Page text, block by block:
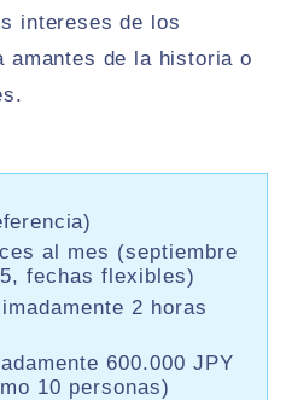
intereses de los
amantes de la historia o
al mes (septiembre
fechas flexibles)
2 horas
600.000 JPY
10 personas)